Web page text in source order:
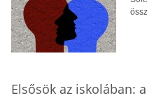
Elsősök az iskolában: